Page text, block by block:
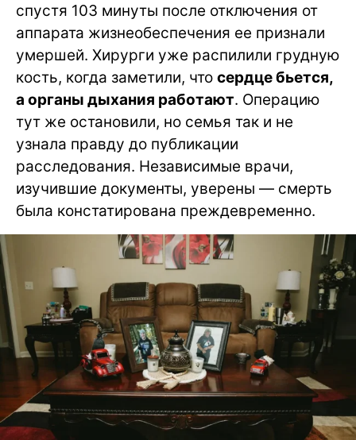
спустя 103 минуты после отключения от
аппарата жизнеобеспечения ее признали
умершей. Хирурги уже распилили грудную
кость, когда заметили, что сердце бьется,
а органы дыхания работают. Операцию
тут же остановили, но семья так и не
узнала правду до публикации
расследования. Независимые врачи,
изучившие документы, уверены — смерть
была констатирована преждевременно.